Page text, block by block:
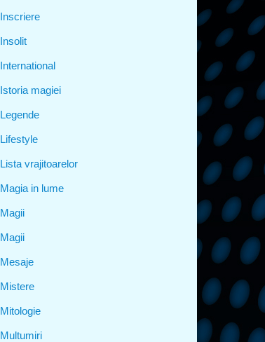
Inscriere
Insolit
International
Istoria magiei
Legende
Lifestyle
Lista vrajitoarelor
Magia in lume
Magii
Magii
Mesaje
Mistere
Mitologie
Multumiri